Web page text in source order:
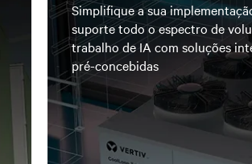
Simplifique a sua
suporte todo o espectro de
trabalho de IA com soluções
pré-concebidas